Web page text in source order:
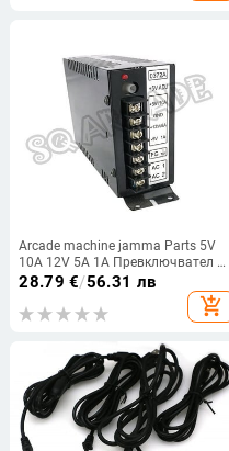
Arcade machine jamma Parts 5V
10A 12V 5A 1A Превключвател за
захранване Троен изход
Превключващ ретро аксесоари
за видеоигри
28.79 €/56.31 лв
add_shopping_cart